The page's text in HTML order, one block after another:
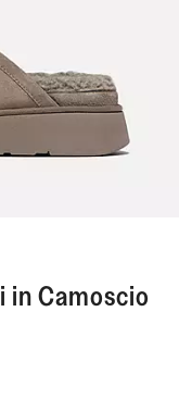
in Camoscio